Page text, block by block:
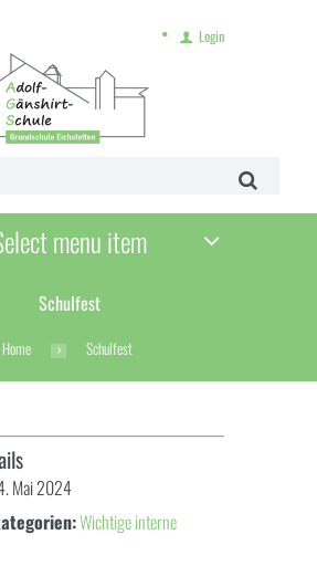
Login
menu item
Schulfest
Home Schulfest
Mai 2024
Wichtige interne